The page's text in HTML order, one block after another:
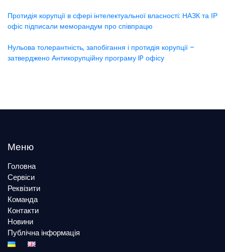
Протидія корупції в сфері інтелектуальної власності: НАЗК та ІР
офіс підписали меморандум про співпрацю
Нульова толерантність, запобігання і протидія корупції –
затверджено Антикорупційну програму IP офісу
Меню
Головна
Сервіси
Реквізити
Команда
Контакти
Новини
Публічна інформація